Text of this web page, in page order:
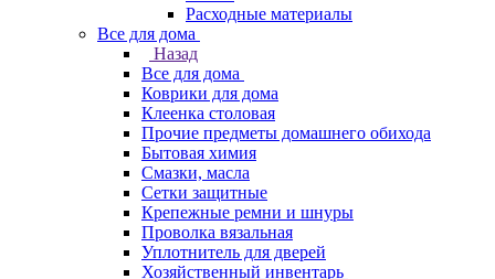
Расходные материалы
Все для дома
Назад
Все для дома
Коврики для дома
Клеенка столовая
Прочие предметы домашнего обихода
Бытовая химия
Смазки, масла
Сетки защитные
Крепежные ремни и шнуры
Проволка вязальная
Уплотнитель для дверей
Хозяйственный инвентарь